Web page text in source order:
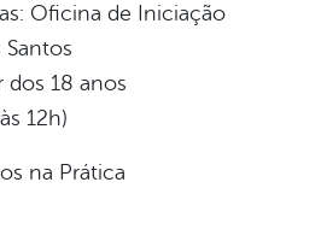
Oficina de Iniciação
dos 18 anos
12h)
na Prática